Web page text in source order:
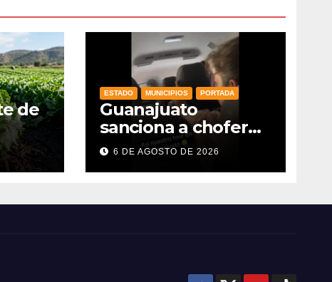
de
ESTADO MUNICIPIOS PORTADA
Guanajuato
sanciona a chofer
de transporte
turístico e
6 DE AGOSTO DE 2026